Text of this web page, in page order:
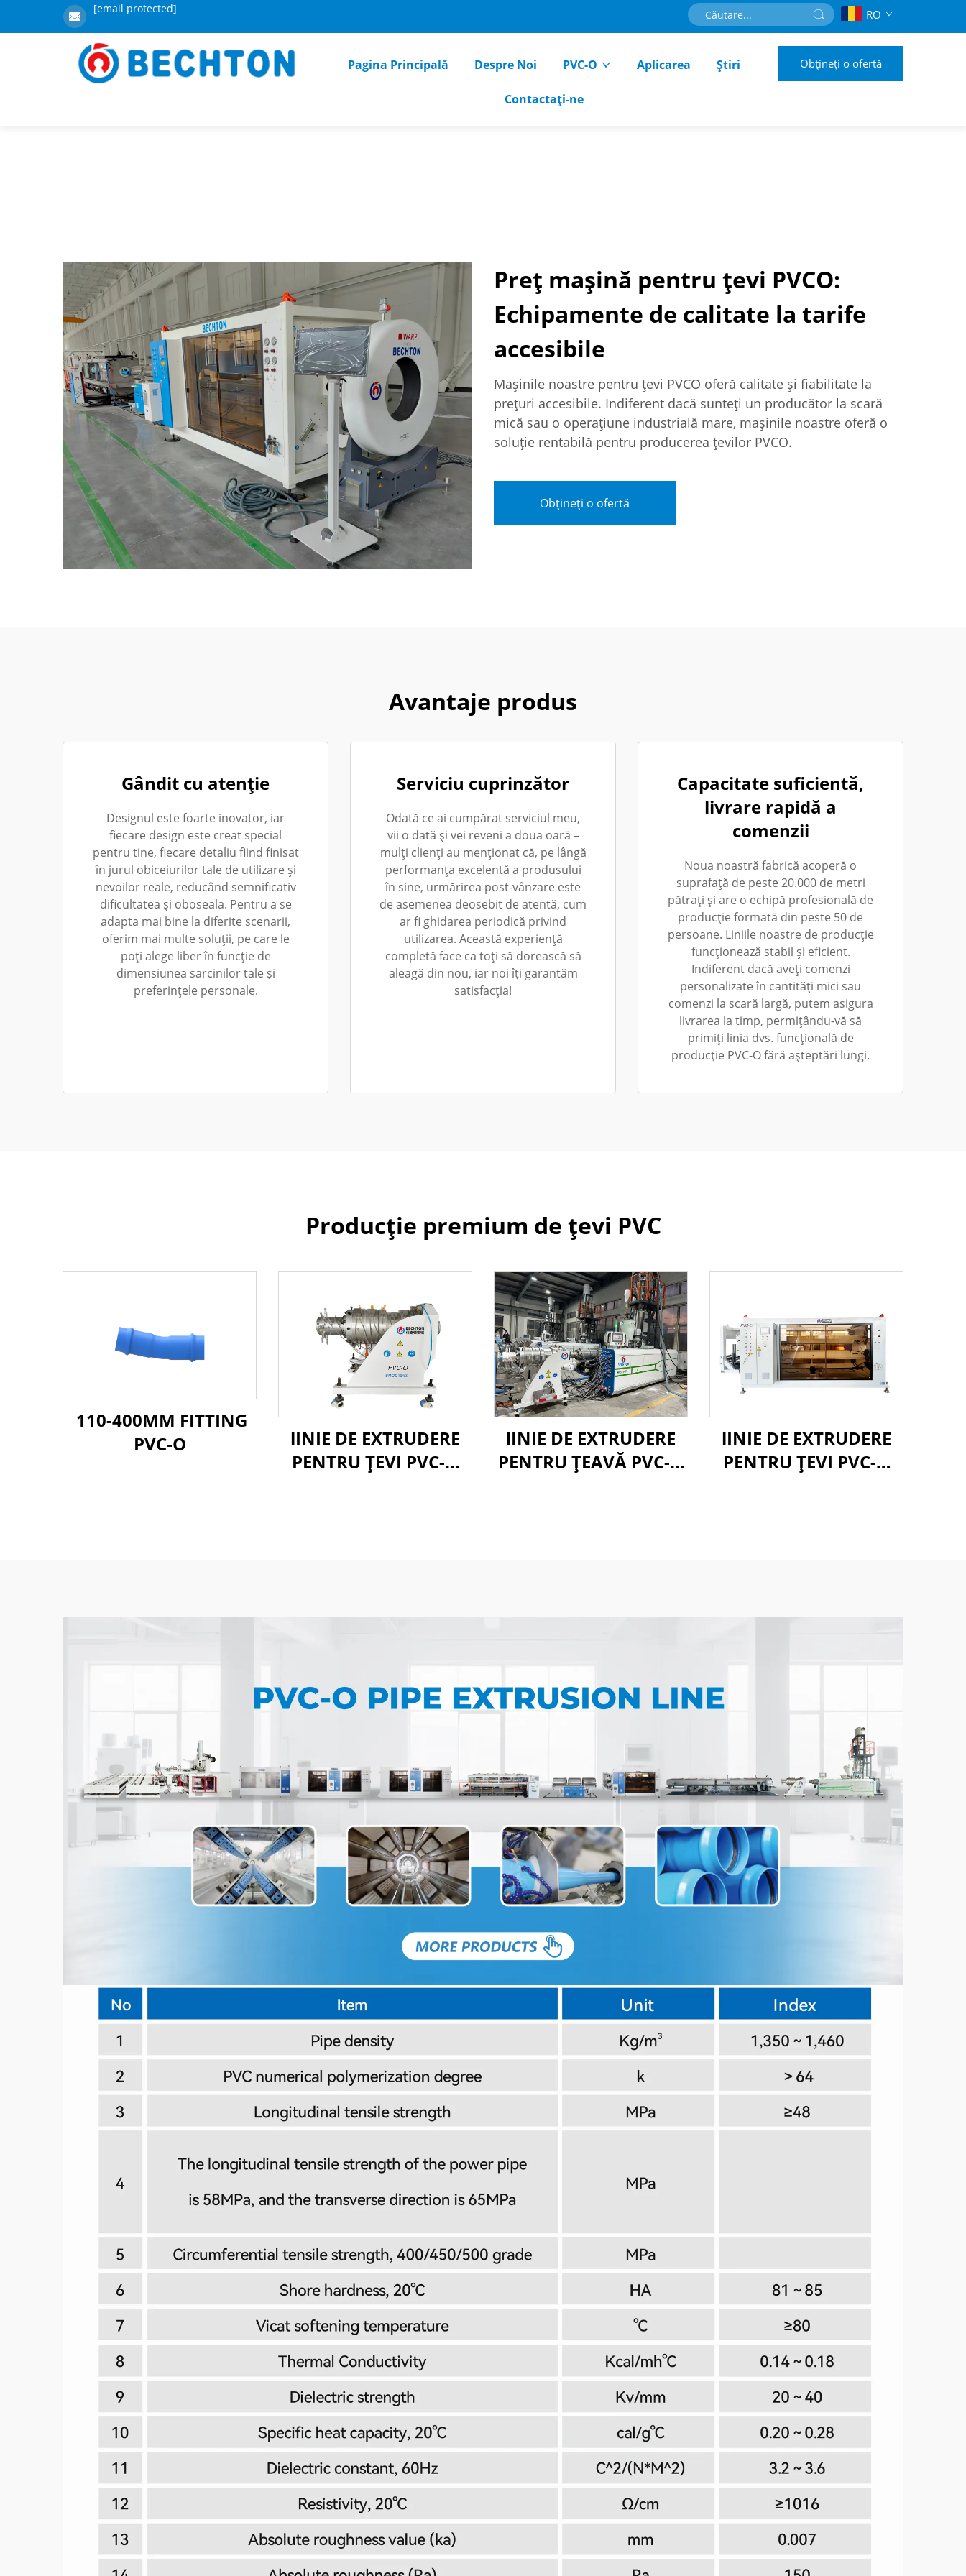
[email protected] RO
Pagina Principală Despre Noi PVC-O Aplicarea Știri
Contactați-ne
Obțineți o ofertă
Preț mașină pentru țevi PVCO:
Echipamente de calitate la tarife
accesibile
Mașinile noastre pentru țevi PVCO oferă calitate și fiabilitate la
prețuri accesibile. Indiferent dacă sunteți un producător la scară
mică sau o operațiune industrială mare, mașinile noastre oferă o
soluție rentabilă pentru producerea țevilor PVCO.
Obțineți o ofertă
Avantaje produs
Gândit cu atenție
Designul este foarte inovator, iar
fiecare design este creat special
pentru tine, fiecare detaliu fiind finisat
în jurul obiceiurilor tale de utilizare și
nevoilor reale, reducând semnificativ
dificultatea și oboseala. Pentru a se
adapta mai bine la diferite scenarii,
oferim mai multe soluții, pe care le
poți alege liber în funcție de
dimensiunea sarcinilor tale și
preferințele personale.
Serviciu cuprinzător
Odată ce ai cumpărat serviciul meu,
vii o dată și vei reveni a doua oară –
mulți clienți au menționat că, pe lângă
performanța excelentă a produsului
în sine, urmărirea post-vânzare este
de asemenea deosebit de atentă, cum
ar fi ghidarea periodică privind
utilizarea. Această experiență
completă face ca toți să dorească să
aleagă din nou, iar noi îți garantăm
satisfacția!
Capacitate suficientă,
livrare rapidă a
comenzii
Noua noastră fabrică acoperă o
suprafață de peste 20.000 de metri
pătrați și are o echipă profesională de
producție formată din peste 50 de
persoane. Liniile noastre de producție
funcționează stabil și eficient.
Indiferent dacă aveți comenzi
personalizate în cantități mici sau
comenzi la scară largă, putem asigura
livrarea la timp, permițându-vă să
primiți linia dvs. funcțională de
producție PVC-O fără așteptări lungi.
Producție premium de țevi PVC
110-400MM FITTING
PVC-O
lINIE DE EXTRUDERE
PENTRU ȚEVI PVC-O
lINIE DE EXTRUDERE
PENTRU ȚEAVĂ PVC-O
lINIE DE EXTRUDERE
PENTRU ŢEVI PVC-O